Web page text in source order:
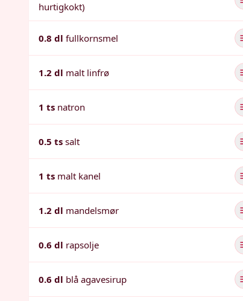
hurtigkokt)
0.8 dl fullkornsmel
1.2 dl malt linfrø
1 ts natron
0.5 ts salt
1 ts malt kanel
1.2 dl mandelsmør
0.6 dl rapsolje
0.6 dl blå agavesirup